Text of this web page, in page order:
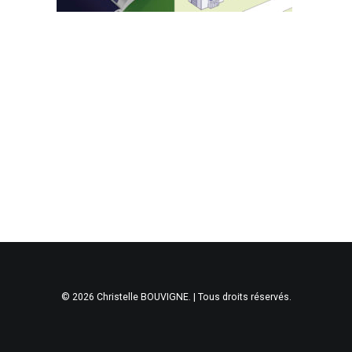
© 2026 Christelle BOUVIGNE. | Tous droits réservés.